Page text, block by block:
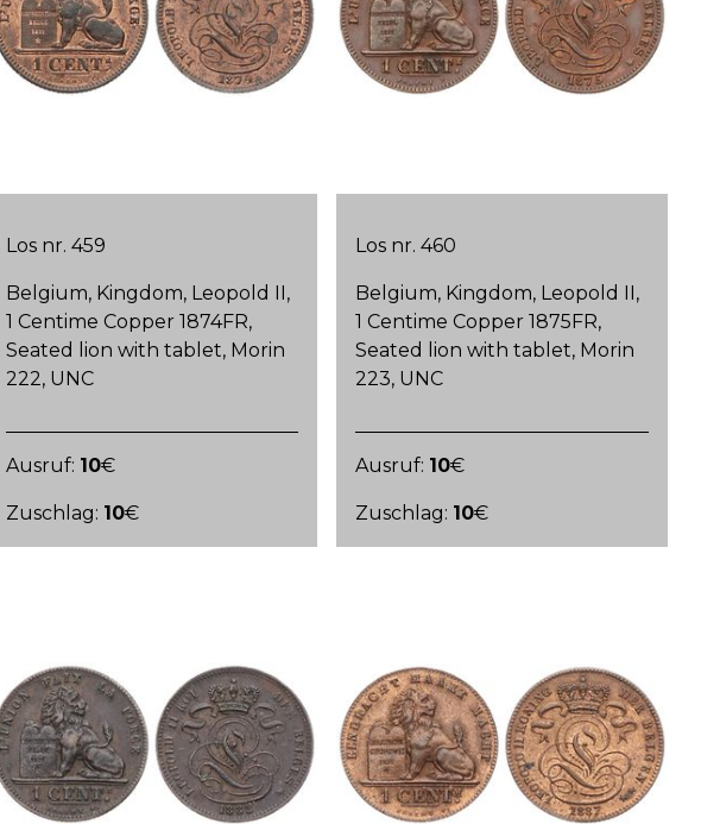
Los nr. 459
Belgium, Kingdom, Leopold II,
1 Centime Copper 1874FR,
Seated lion with tablet, Morin
222, UNC
Ausruf: 10€
Zuschlag: 10€
Los nr. 460
Belgium, Kingdom, Leopold II,
1 Centime Copper 1875FR,
Seated lion with tablet, Morin
223, UNC
Ausruf: 10€
Zuschlag: 10€